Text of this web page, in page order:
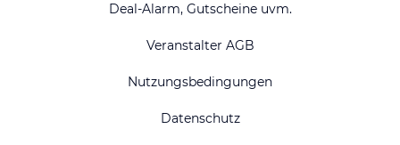
Deal-Alarm, Gutscheine uvm.
Veranstalter AGB
Nutzungsbedingungen
Datenschutz